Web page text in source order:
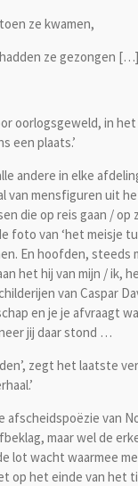
ze kwamen,
ze gezongen […]
oorlogsgeweld, in
een plaats.’
andere in elke
mensfiguren uit
die op reis gaan /
foto van ‘het meisje
En hoofden, steeds
het hij van mijn / ik,
van Caspar
en je je afvraagt
jij daar stond …
zegt het laatste
van
maar wel de
wacht waarmee
op het einde van het